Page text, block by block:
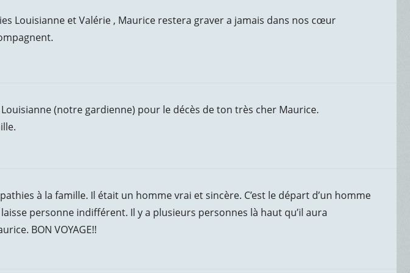
Louisianne et Valérie , Maurice restera graver a jamais dans nos cœur
(notre gardienne) pour le décès de ton très cher Maurice.
à la famille. Il était un homme vrai et sincère. C’est le départ d’un homme
personne indifférent. Il y a plusieurs personnes là haut qu’il aura
BON VOYAGE!!